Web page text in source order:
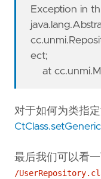
Exception in
ect;
at
对于如何为类指
最后我们可以看
/